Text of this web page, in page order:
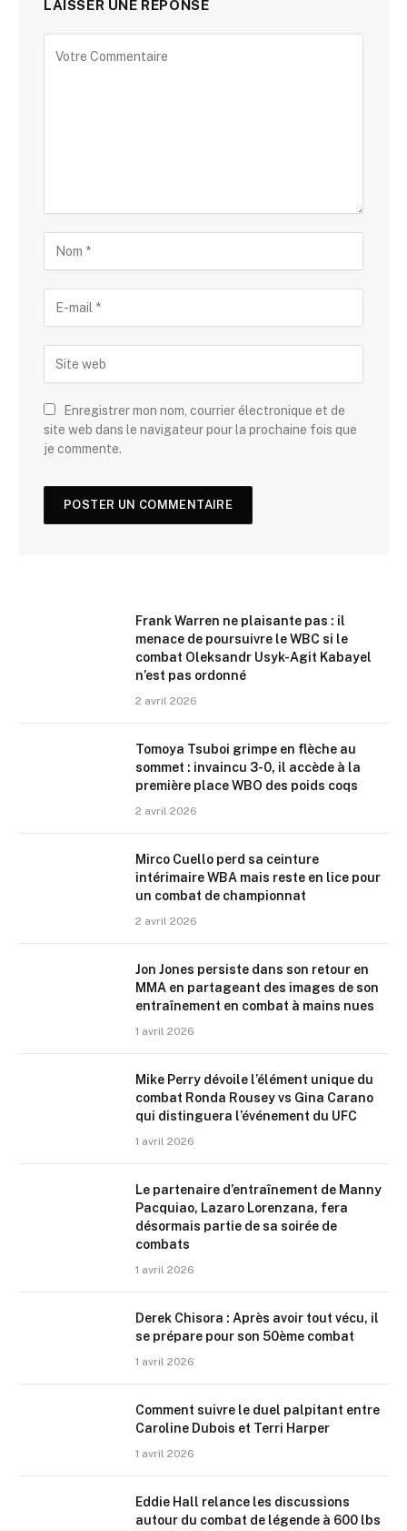
LAISSER UNE RÉPONSE
Enregistrer mon nom, courrier électronique et de
site web dans le navigateur pour la prochaine fois que
je commente.
Frank Warren ne plaisante pas : il
menace de poursuivre le WBC si le
combat Oleksandr Usyk-Agit Kabayel
n’est pas ordonné
2 avril 2026
Tomoya Tsuboi grimpe en flèche au
sommet : invaincu 3-0, il accède à la
première place WBO des poids coqs
2 avril 2026
Mirco Cuello perd sa ceinture
intérimaire WBA mais reste en lice pour
un combat de championnat
2 avril 2026
Jon Jones persiste dans son retour en
MMA en partageant des images de son
entraînement en combat à mains nues
1 avril 2026
Mike Perry dévoile l’élément unique du
combat Ronda Rousey vs Gina Carano
qui distinguera l’événement du UFC
1 avril 2026
Le partenaire d’entraînement de Manny
Pacquiao, Lazaro Lorenzana, fera
désormais partie de sa soirée de
combats
1 avril 2026
Derek Chisora : Après avoir tout vécu, il
se prépare pour son 50ème combat
1 avril 2026
Comment suivre le duel palpitant entre
Caroline Dubois et Terri Harper
1 avril 2026
Eddie Hall relance les discussions
autour du combat de légende à 600 lbs